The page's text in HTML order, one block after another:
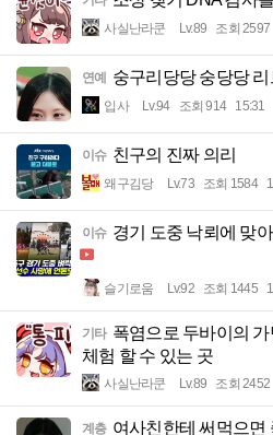
사실난라쿤 Lv.89 조회 2597
연예 숭구리당당 숭당당
입사 Lv.94 조회 914 15:31
이슈 친구의 진짜 의리
왜구김당 Lv.73 조회 1584
이슈 경기 도중 낙뢰에 맞
슬기로움 Lv.92 조회 1445
기타 폭염으로 두바이의
체험 할 수 있는 곳
사실난라쿤 Lv.89 조회 2452
계층 여사친한테 써먹으면